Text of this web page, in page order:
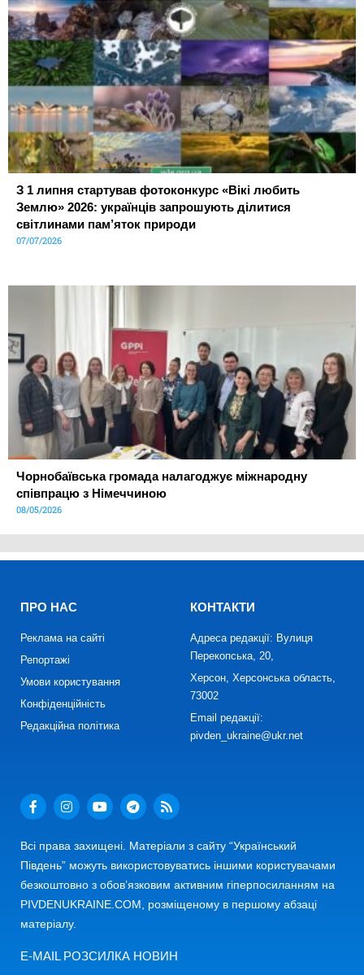
З 1 липня стартував фотоконкурс «Вікі любить
Землю» 2026: українців запрошують ділитися
світлинами пам’яток природи
07/07/2026
Чорнобаївська громада налагоджує міжнародну
співпрацю з Німеччиною
08/05/2026
ПРО НАС
Реклама на сайті
Репортажі
Умови користування
Конфіденційність
Редакційна політика
КОНТАКТИ
Адреса редакції: Вулиця
Перекопська, 20,
Херсон, Херсонська область,
73002
Email редакції:
pivden_ukraine@ukr.net
Всі права захищені. Матеріали з сайту “Український
Південь” можуть використовуватись іншими користувачами
безкоштовно з обов’язковим активним гіперпосиланням на
PIVDENUKRAINE.COM, розміщеному в першому абзаці
матеріалу.
E-MAIL РОЗСИЛКА НОВИН